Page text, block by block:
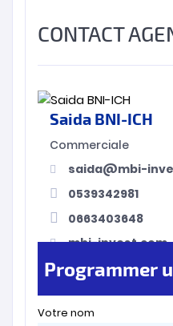
CONTACT
Saida BNI-ICH
Commerciale
saida@mbi-
0539342981
0663403648
mbi-invest.com
Programmer
Votre nom